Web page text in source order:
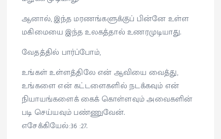
ஆனால், இந்த மரணங்களுக்குப் பின்னே உள்ள
மகிமையை இந்த உலகத்தால் உணரமுடியாது.
வேதத்தில் பார்ப்போம்,
உங்கள் உள்ளத்திலே என் ஆவியை வைத்து,
உங்களை என் கட்டளைகளில் நடக்கவும் என்
நியாயங்களைக் கைக் கொள்ளவும் அவைகளின்
படி செய்யவும் பண்ணுவேன்.
எசேக்கியேல்:36 :27.